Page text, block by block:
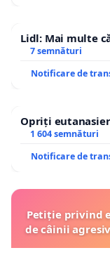
Lidl: Mai multe
7 semnături
Notificare de
Opriți
1 604 semnături
Notificare de
Petiție privind
de câinii